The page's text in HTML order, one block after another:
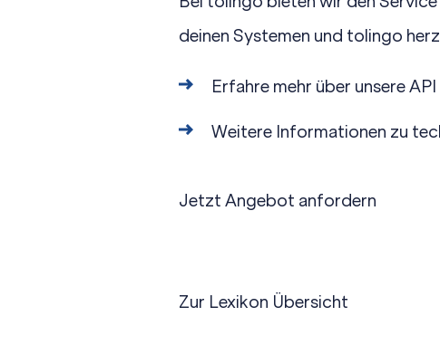
deinen Systemen und tolingo
Erfahre mehr über unsere
Weitere Informationen zu
Jetzt Angebot anfordern
Zur Lexikon Übersicht